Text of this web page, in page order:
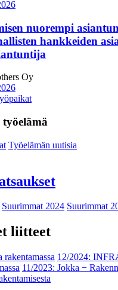
nuorempi
hankkeiden
Oy
Työelämän uutisia
Suurimmat 2024 Suurimmat
liitteet
rakentamassa 12/2024:
11/2023: Jokka −